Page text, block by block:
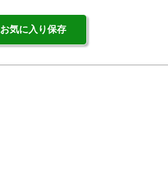
お気に入り保存